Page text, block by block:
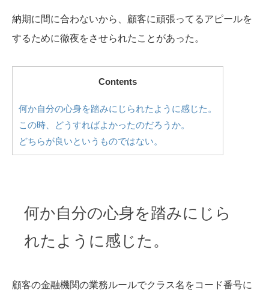
納期に間に合わないから、顧客に頑張ってるアピールを
するために徹夜をさせられたことがあった。
Contents
何か自分の心身を踏みにじられたように感じた。
この時、どうすればよかったのだろうか。
どちらが良いというものではない。
何か自分の心身を踏みにじら
れたように感じた。
顧客の金融機関の業務ルールでクラス名をコード番号に